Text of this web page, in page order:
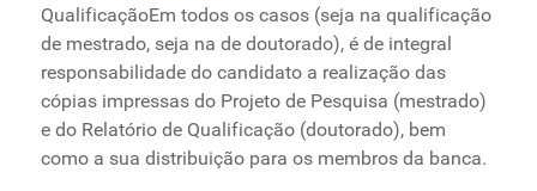
QualificaçãoEm todos os casos (seja na qualificação
de mestrado, seja na de doutorado), é de integral
responsabilidade do candidato a realização das
cópias impressas do Projeto de Pesquisa (mestrado)
e do Relatório de Qualificação (doutorado), bem
como a sua distribuição para os membros da banca.